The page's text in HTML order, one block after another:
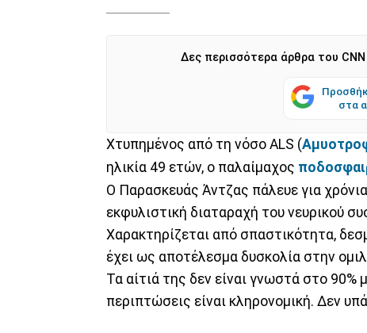
Δες περισσότερα άρθρα του
στα
Χτυπημένος από τη νόσο ALS (
ηλικία 49 ετών, ο παλαίμαχος
Ο Παρασκευάς Άντζας πάλευε για
εκφυλιστική διαταραχή του νευρικού
Χαρακτηρίζεται από σπαστικότητα,
έχει ως αποτέλεσμα δυσκολία στην
Τα αίτιά της δεν είναι γνωστά στο
περιπτώσεις είναι κληρονομική. Δεν